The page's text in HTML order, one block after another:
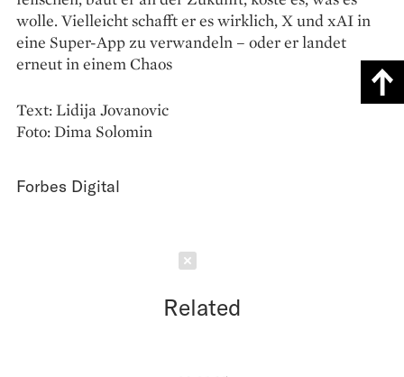
wolle. Vielleicht schafft er es wirklich, X und xAI in
eine Super-App zu verwandeln – oder er landet
erneut in einem Chaos
Text: Lidija Jovanovic
Foto: Dima Solomin
Forbes Digital
Related